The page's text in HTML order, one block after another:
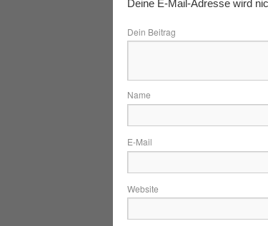
Deine E-Mail-Adresse wird
Dein Beitrag
Website